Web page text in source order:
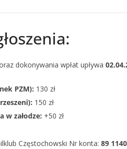
dokonywania wpłat upływa
PZM): 130 zł
150 zł
w załodze: +50 zł
Częstochowski Nr konta: 89